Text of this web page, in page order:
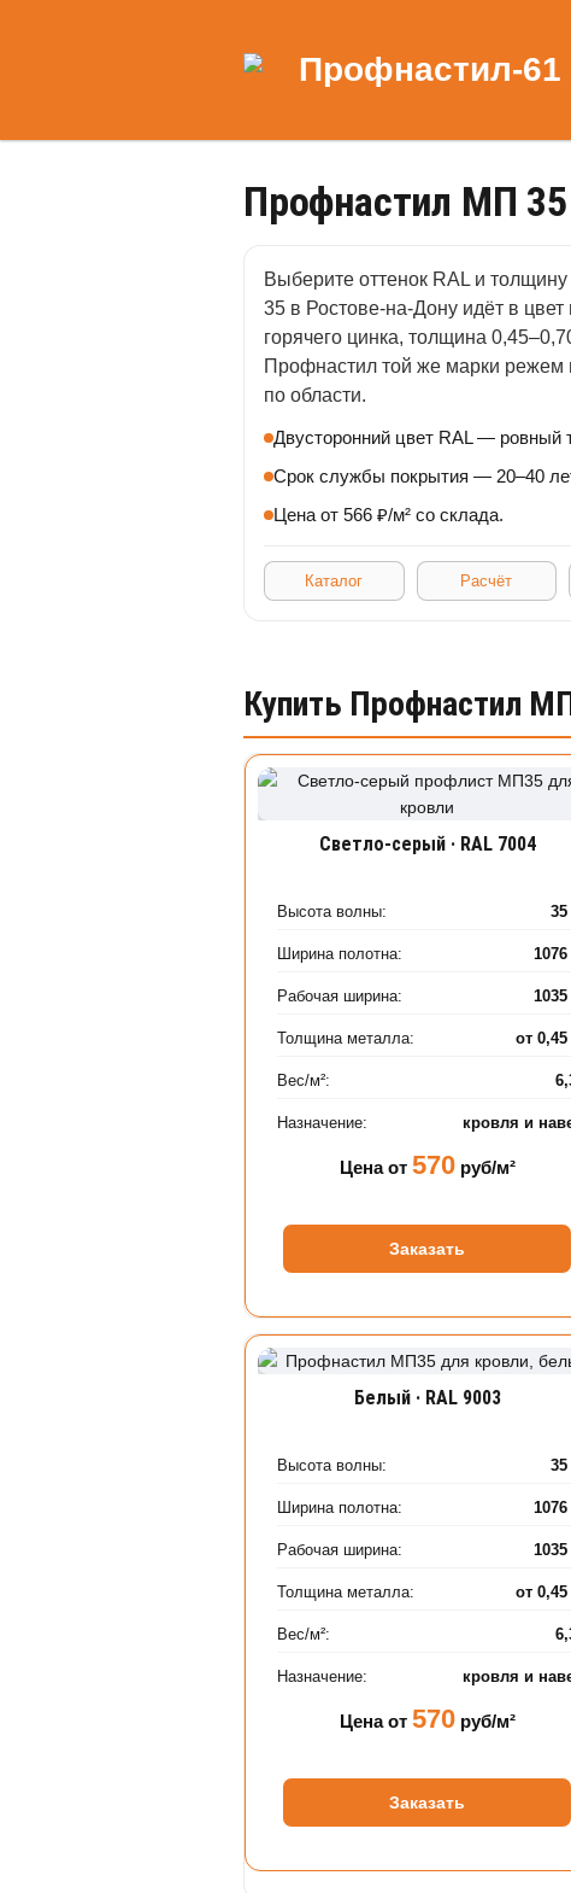
Профнастил МП
Выберите оттенок RAL и
35 в Ростове-на-Дону идёт в цвет
горячего цинка, толщина
Профнастил той же марки режем
по области.
Двусторонний цвет RAL — ровный
Срок службы покрытия — 20–40
Цена от 566 ₽/м² со склада.
Каталог Расчёт
Купить Профнастил
Светло-серый · RAL 7004
Высота волны:
Ширина полотна:
Рабочая ширина:
Толщина металла: от
Вес/м²:
Назначение: кровля и
Цена от 570руб/м²
Заказать
Белый · RAL 9003
Высота волны:
Ширина полотна:
Рабочая ширина:
Толщина металла: от
Вес/м²:
Назначение: кровля и
Цена от 570руб/м²
Заказать